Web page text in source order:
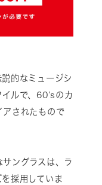
説的なミュージシ
ルで、60’sのカ
アされたもので
ングラスは、ラ
採用していま